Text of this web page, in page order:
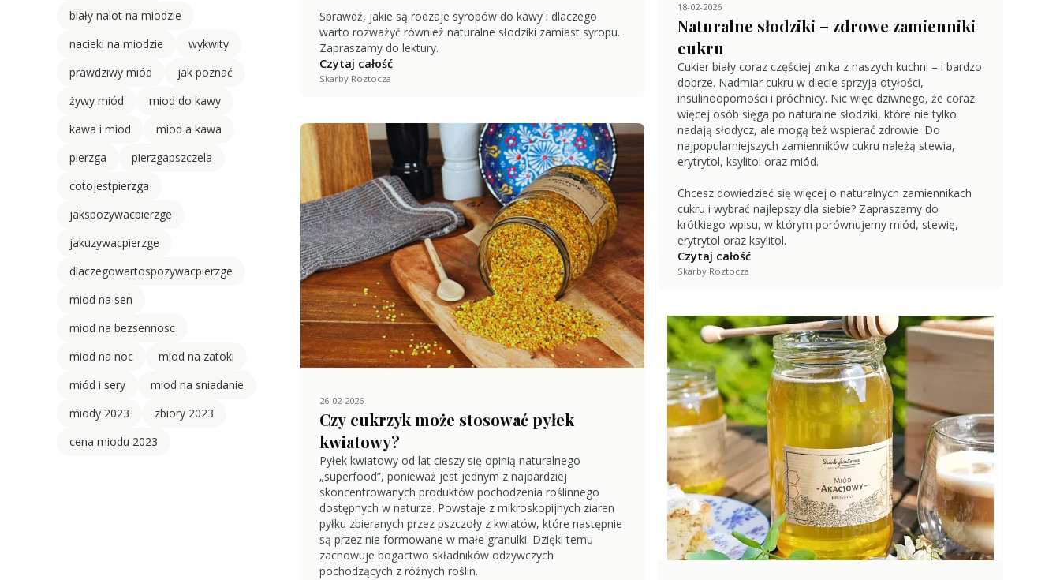
biały nalot na miodzie
nacieki na miodzie
wykwity
prawdziwy miód
jak poznać
żywy miód
miod do kawy
kawa i miod
miod a kawa
pierzga
pierzgapszczela
cotojestpierzga
jakspozywacpierzge
jakuzywacpierzge
dlaczegowartospozywacpierzge
miod na sen
miod na bezsennosc
miod na noc
miod na zatoki
miód i sery
miod na sniadanie
miody 2023
zbiory 2023
cena miodu 2023
Sprawdź, jakie są rodzaje syropów do kawy i dlaczego
warto rozważyć również naturalne słodziki zamiast syropu.
Zapraszamy do lektury.
Czytaj całość
Skarby Roztocza
26-02-2026
Czy cukrzyk może stosować pyłek
kwiatowy?
Pyłek kwiatowy od lat cieszy się opinią naturalnego
„superfood”, ponieważ jest jednym z najbardziej
skoncentrowanych produktów pochodzenia roślinnego
dostępnych w naturze. Powstaje z mikroskopijnych ziaren
pyłku zbieranych przez pszczoły z kwiatów, które następnie
są przez nie formowane w małe granulki. Dzięki temu
zachowuje bogactwo składników odżywczych
pochodzących z różnych roślin.
18-02-2026
Naturalne słodziki – zdrowe zamienniki
cukru
Cukier biały coraz częściej znika z naszych kuchni – i bardzo
dobrze. Nadmiar cukru w diecie sprzyja otyłości,
insulinooporności i próchnicy. Nic więc dziwnego, że coraz
więcej osób sięga po naturalne słodziki, które nie tylko
nadają słodycz, ale mogą też wspierać zdrowie. Do
najpopularniejszych zamienników cukru należą stewia,
erytrytol, ksylitol oraz miód.
Chcesz dowiedzieć się więcej o naturalnych zamiennikach
cukru i wybrać najlepszy dla siebie? Zapraszamy do
krótkiego wpisu, w którym porównujemy miód, stewię,
erytrytol oraz ksylitol.
Czytaj całość
Skarby Roztocza